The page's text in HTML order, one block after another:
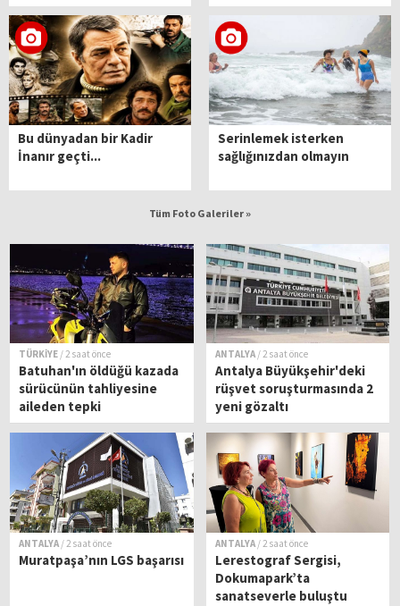
Bu dünyadan bir Kadir
İnanır geçti...
Serinlemek isterken
sağlığınızdan olmayın
Tüm Foto Galeriler »
TÜRKİYE / 2 saat önce
Batuhan'ın öldüğü kazada
sürücünün tahliyesine
aileden tepki
ANTALYA / 2 saat önce
Antalya Büyükşehir'deki
rüşvet soruşturmasında 2
yeni gözaltı
ANTALYA / 2 saat önce
Muratpaşa’nın LGS başarısı
ANTALYA / 2 saat önce
Lerestograf Sergisi,
Dokumapark’ta
sanatseverle buluştu